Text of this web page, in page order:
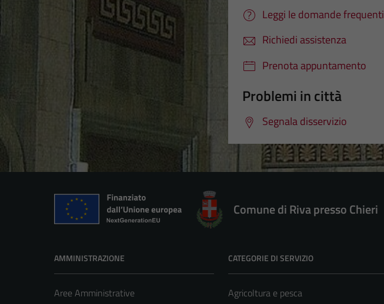
Leggi le domande frequenti
Richiedi assistenza
Prenota appuntamento
Problemi in città
Segnala disservizio
Comune di Riva presso Chieri
AMMINISTRAZIONE
Aree Amministrative
CATEGORIE DI SERVIZIO
Agricoltura e pesca